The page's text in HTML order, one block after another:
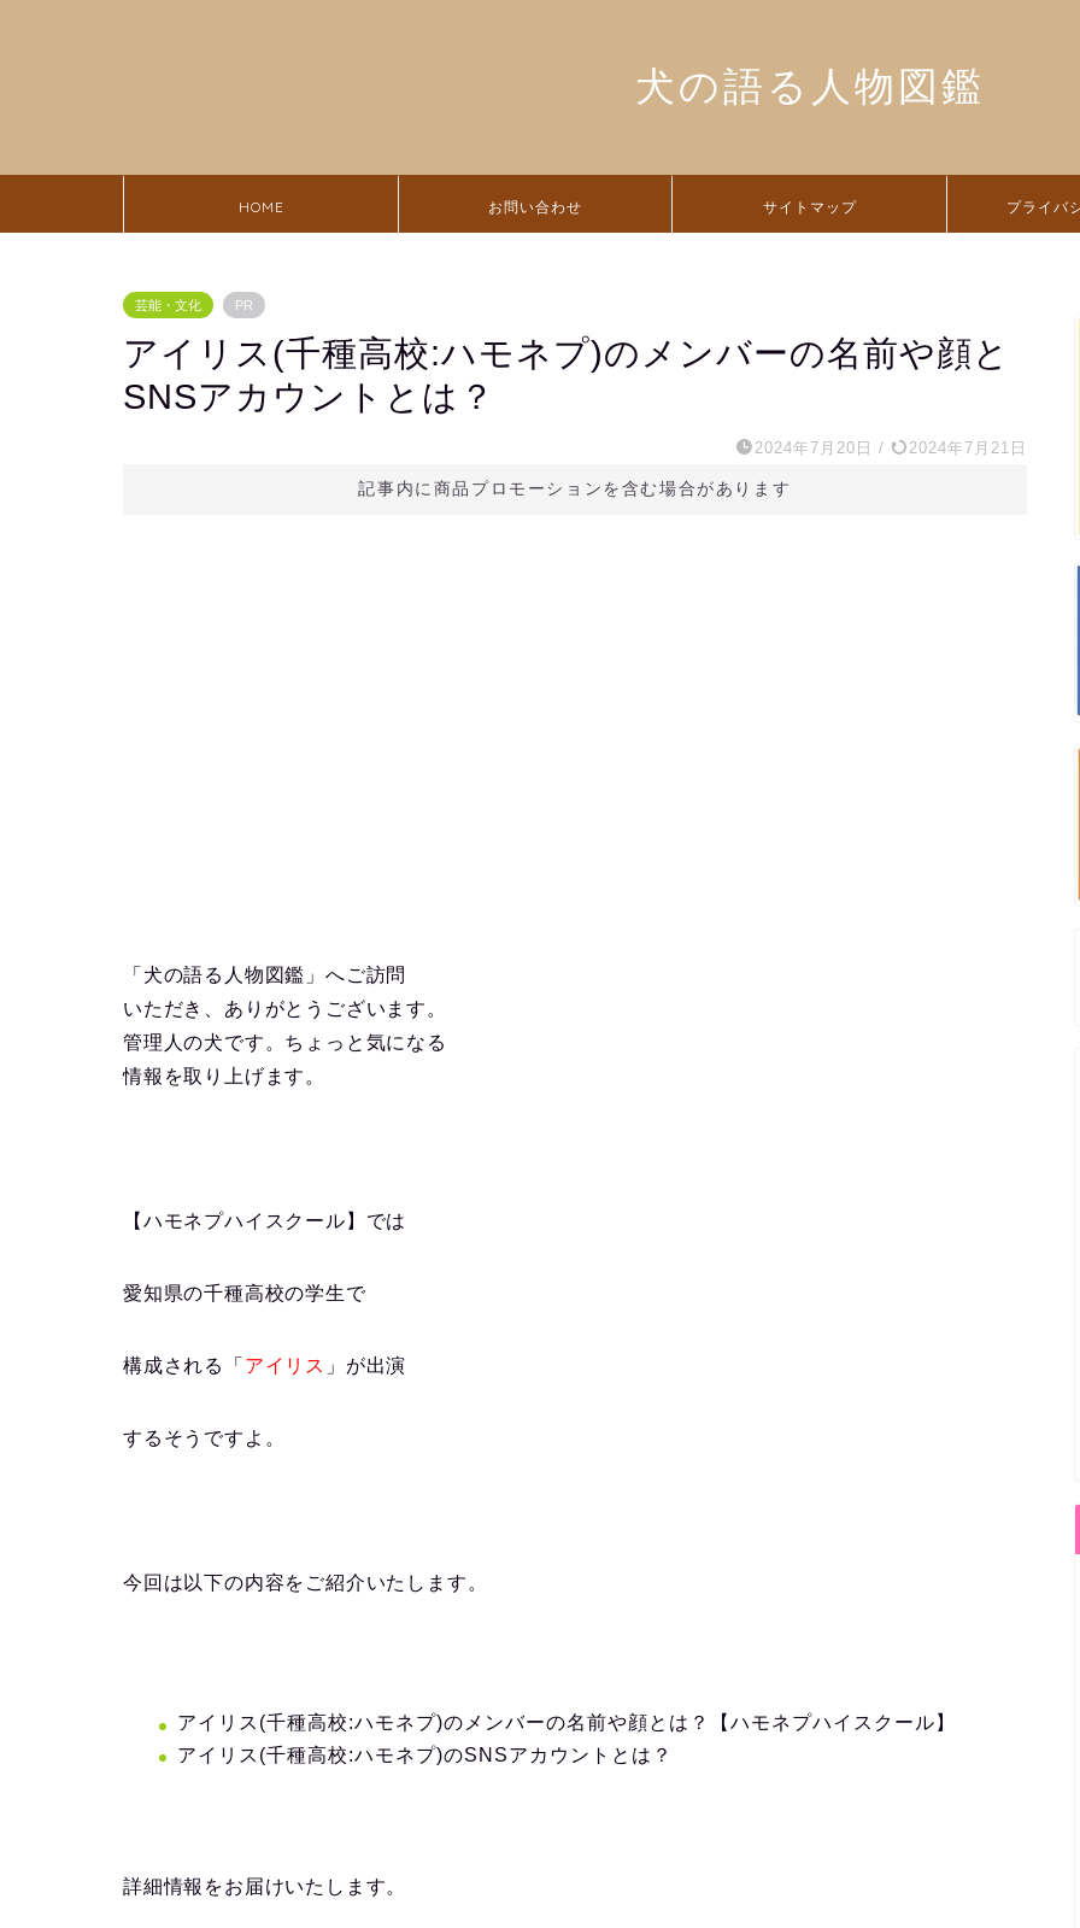
犬の語る人物図鑑
HOME お問い合わせ サイトマップ プライバ
芸能・文化 PR
アイリス(千種高校:ハモネプ)のメンバーの名前や顔と
SNSアカウントとは？
2024年7月20日 / 2024年7月21日
記事内に商品プロモーションを含む場合があります
「犬の語る人物図鑑」へご訪問
いただき、ありがとうございます。
管理人の犬です。ちょっと気になる
情報を取り上げます。
【ハモネプハイスクール】では
愛知県の千種高校の学生で
構成される 「 アイリス 」が出演
するそうですよ。
今回は以下の内容をご紹介いたします。
アイリス(千種高校:ハモネプ)のメンバーの名前や顔とは？【ハモネプハイスクール】
アイリス(千種高校:ハモネプ)のSNSアカウントとは？
詳細情報をお届けいたします。